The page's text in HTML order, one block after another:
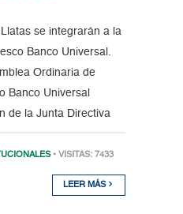
se integrarán a la
Banco Universal.
Ordinaria de
Banco Universal
de la Junta Directiva
• VISITAS: 7433
LEER MÁS